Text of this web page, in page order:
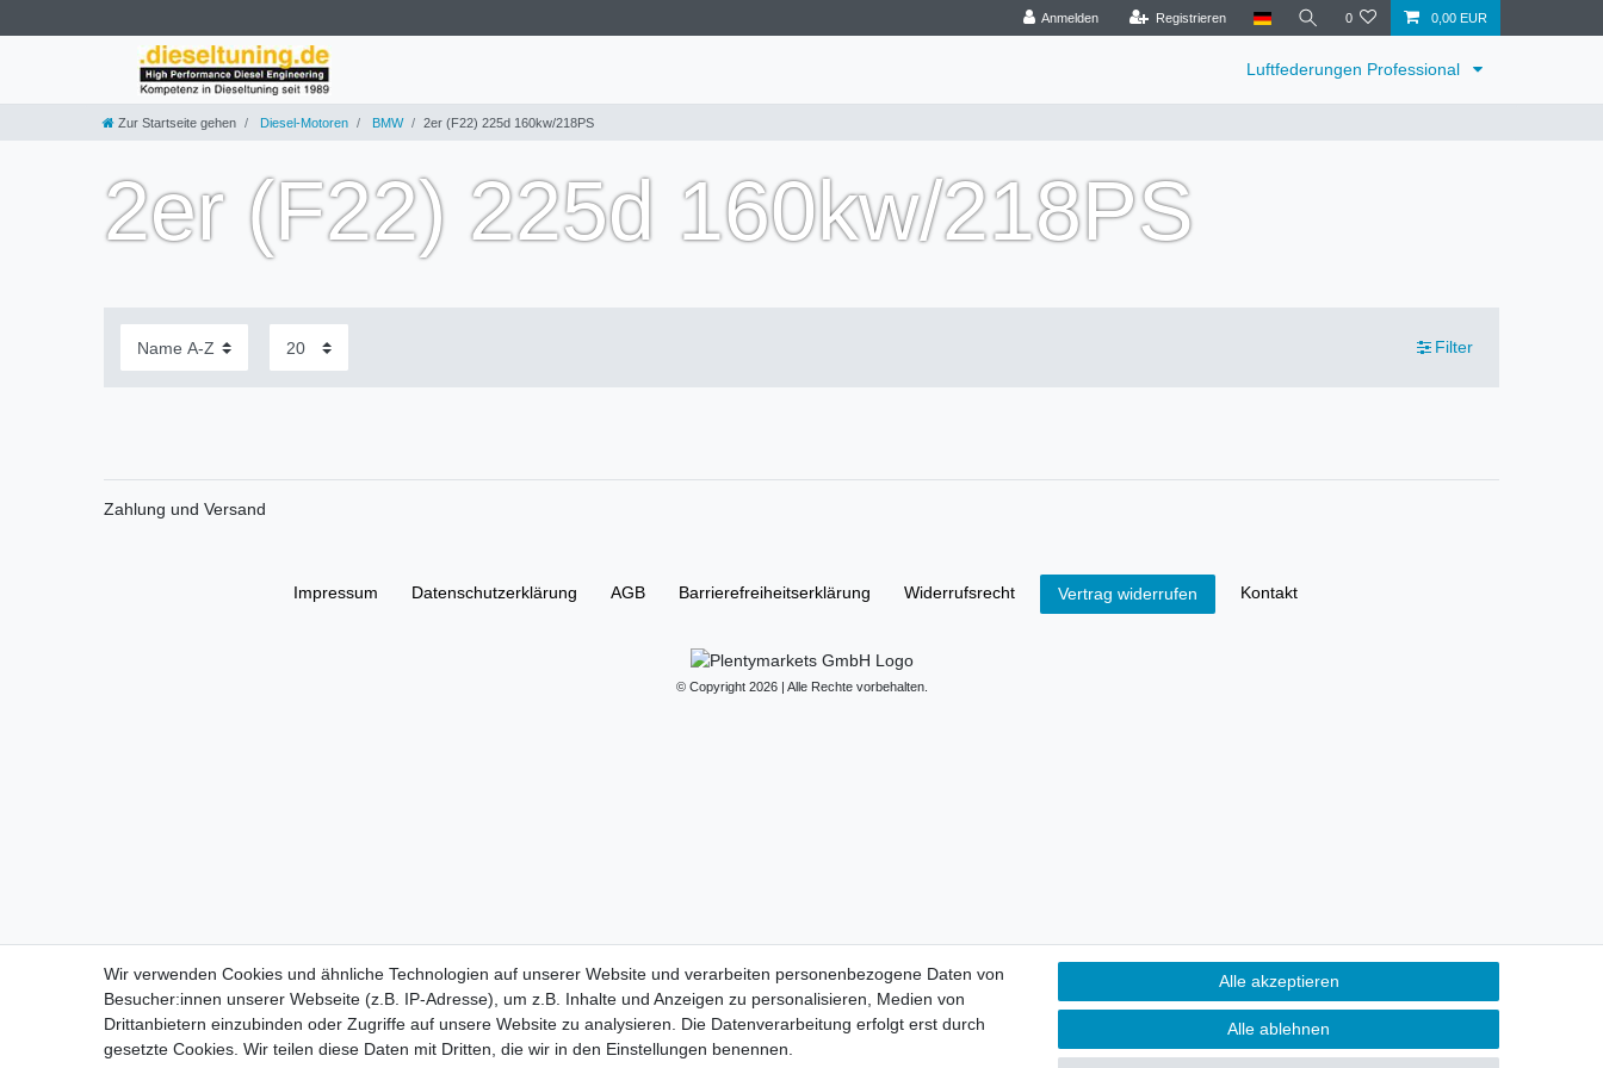
Anmelden Registrieren 0 0,00 EUR
Luftfederungen Professional
Zur Startseite gehen Diesel-Motoren BMW 2er (F22) 225d 160kw/218PS
2er (F22) 225d 160kw/218PS
Filter
Zahlung und Versand
Impressum Daten­schutz­erklärung AGB Barrierefreiheitserklärung Widerrufs­recht Vertrag widerrufen Kontakt
© Copyright 2026 | Alle Rechte vorbehalten.
Wir verwenden Cookies und ähnliche Technologien auf unserer Website und verarbeiten personenbezogene Daten von
Besucher:innen unserer Webseite (z.B. IP-Adresse), um z.B. Inhalte und Anzeigen zu personalisieren, Medien von
Drittanbietern einzubinden oder Zugriffe auf unsere Website zu analysieren. Die Datenverarbeitung erfolgt erst durch
gesetzte Cookies. Wir teilen diese Daten mit Dritten, die wir in den Einstellungen benennen.
Alle akzeptieren
Alle ablehnen